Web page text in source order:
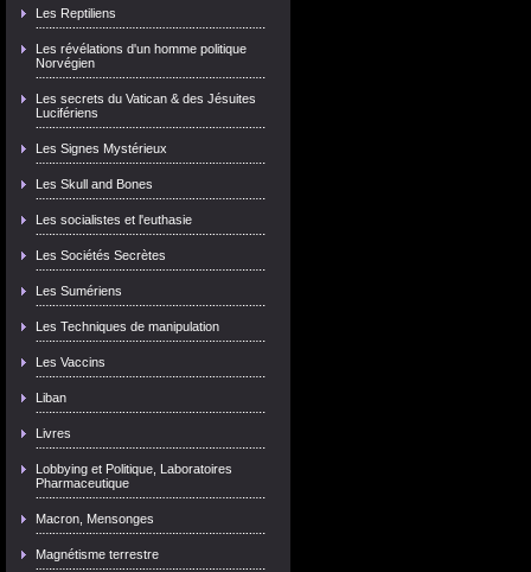
Les Reptiliens
Les révélations d'un homme politique
Norvégien
Les secrets du Vatican & des Jésuites
Lucifériens
Les Signes Mystérieux
Les Skull and Bones
Les socialistes et l'euthasie
Les Sociétés Secrètes
Les Sumériens
Les Techniques de manipulation
Les Vaccins
Liban
Livres
Lobbying et Politique, Laboratoires
Pharmaceutique
Macron, Mensonges
Magnétisme terrestre